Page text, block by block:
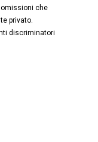
che
privato.
discriminatori